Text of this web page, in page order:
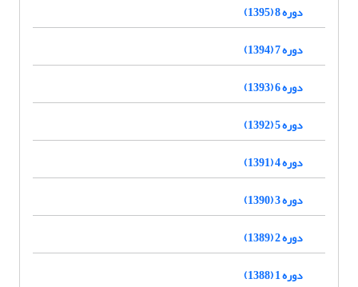
دوره 8 (1395)
دوره 7 (1394)
دوره 6 (1393)
دوره 5 (1392)
دوره 4 (1391)
دوره 3 (1390)
دوره 2 (1389)
دوره 1 (1388)